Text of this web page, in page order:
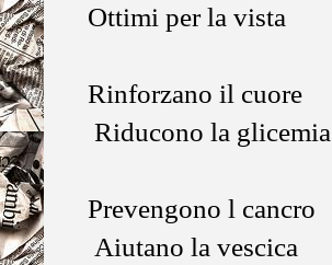
Ottimi per la vista
Rinforzano il cuore
Riducono la glicemia
Prevengono l cancro
Aiutano la vescica